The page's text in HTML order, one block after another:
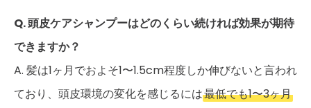
Q. 頭皮ケアシャンプーはどのくらい続ければ効果が期待
できますか？
A. 髪は1ヶ月でおよそ1〜1.5cm程度しか伸びないと言われ
ており、頭皮環境の変化を感じるには最低でも1〜3ヶ月